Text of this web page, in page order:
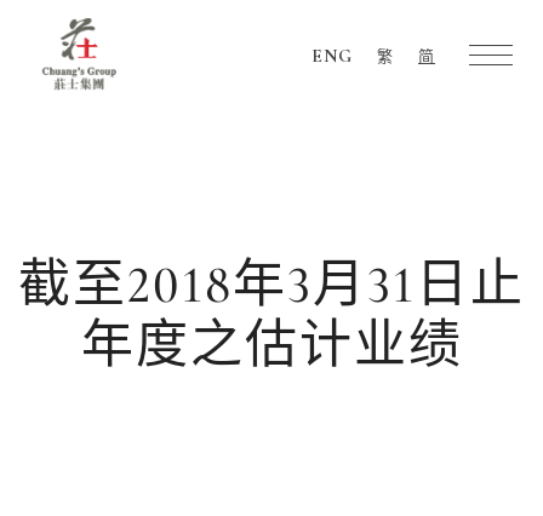
ENG 繁 简
截至2018年3月31日止
年度之估计业绩